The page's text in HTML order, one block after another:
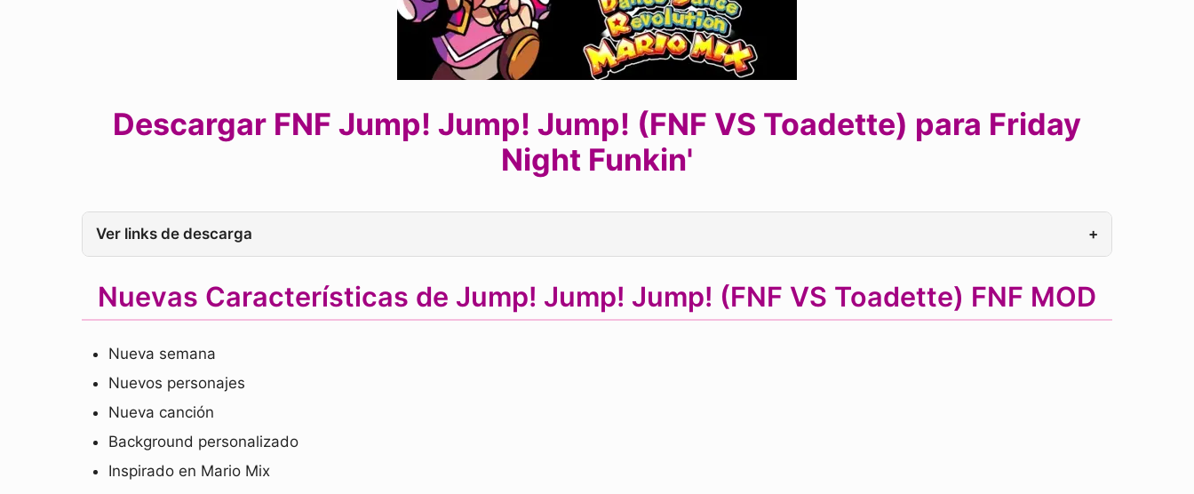
Descargar FNF Jump! Jump! Jump! (FNF VS Toadette) para Friday
Night Funkin'
Ver links de descarga +
Nuevas Características de Jump! Jump! Jump! (FNF VS Toadette) FNF MOD
Nueva semana
Nuevos personajes
Nueva canción
Background personalizado
Inspirado en Mario Mix